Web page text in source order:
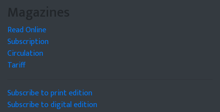
Magazines
Read Online
Subscription
Circulation
Tariff
Subscribe to print edition
Subscribe to digital edition